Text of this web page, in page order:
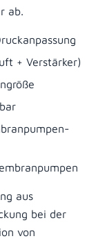
ab.
+ Verstärker)
aus
bei der
von